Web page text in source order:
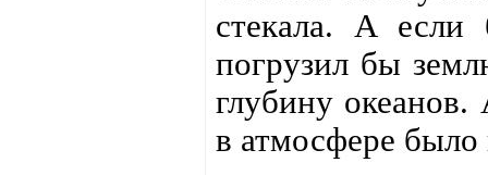
стекала. А
погрузил бы
глубину
в атмосфере было